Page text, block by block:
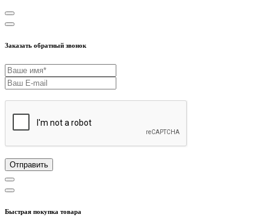
Заказать обратный звонок
Отправить
Быстрая покупка товара